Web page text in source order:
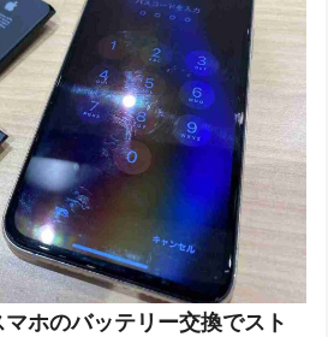
ホのバッテリー交換でスト